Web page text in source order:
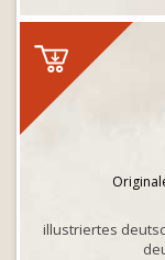
illustriertes